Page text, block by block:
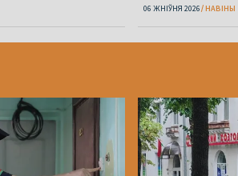
06 ЖНІЎНЯ 2026 НАВІНЫ